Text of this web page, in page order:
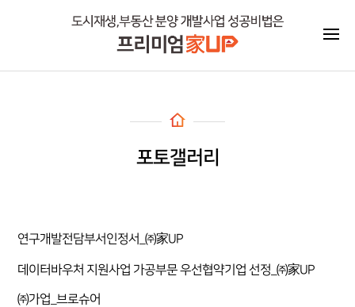
포토갤러리
연구개발전담부서인정서_㈜家UP
데이터바우처 지원사업 가공부문 우선협약기업 선정_㈜家UP
㈜가업_브로슈어